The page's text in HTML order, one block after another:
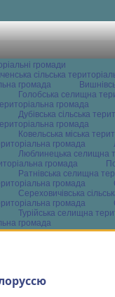
громади
сільська
громада
Голобська селищна
громада
Дубівська сільська
громада
Ковельська міська
громада
Люблинецька селищна
громада
Ратнівська селищна
громада
Сереховичівська
громада
Турійська селищна
громада